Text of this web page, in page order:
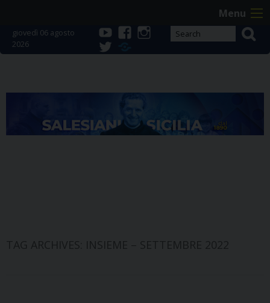
content
Menu
giovedì 06 agosto
2026
youtube
instagram